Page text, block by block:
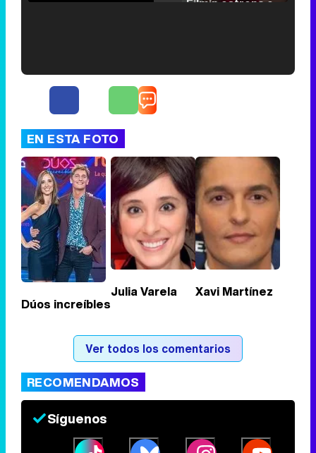
Tráiler de '33 días', la nueva serie de Atresplayer con Julián Villagrán y José Manuel Poga
Tráiler en catalán de 'Ravalear', la nueva serie de HBO Max sobre los fondos buitre
EN ESTA FOTO
Dúos increíbles
Julia Varela Xavi Martínez
Ver todos los comentarios
RECOMENDAMOS
Síguenos